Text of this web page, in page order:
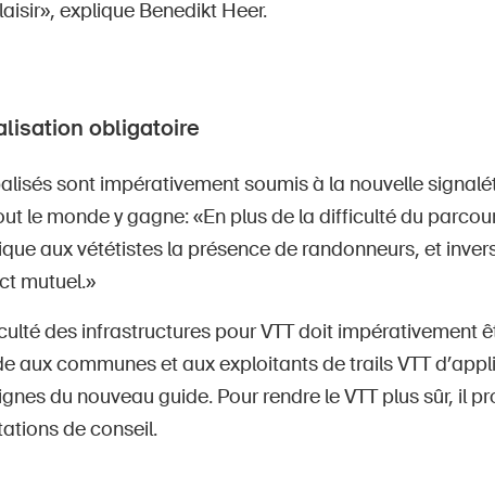
explique Benedikt Heer.
obligatoire
sont impérativement soumis à la nouvelle
le monde y gagne: «En plus de la difficulté du
aux vététistes la présence de randonneurs, et
mutuel.»
des infrastructures pour VTT doit impérativement
aux communes et aux exploitants de trails VTT
du nouveau guide. Pour rendre le VTT plus sûr, il
de conseil.